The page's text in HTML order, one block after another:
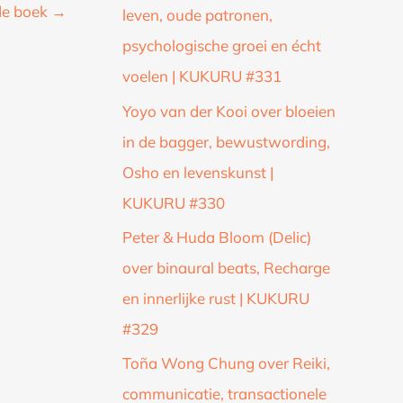
boek →
leven, oude patronen,
psychologische groei en écht
voelen | KUKURU #331
Yoyo van der Kooi over bloeien
in de bagger, bewustwording,
Osho en levenskunst |
KUKURU #330
Peter & Huda Bloom (Delic)
over binaural beats, Recharge
en innerlijke rust | KUKURU
#329
Toña Wong Chung over Reiki,
communicatie, transactionele